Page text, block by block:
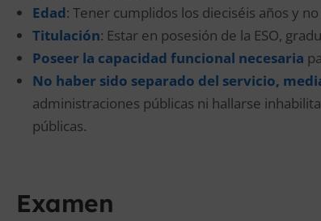
Edad: Tener cumplidos los dieciséis años y
Titulación: Estar en posesión de la ESO,
Poseer la capacidad funcional necesaria
No haber sido separado del servicio,
administraciones públicas ni hallarse
públicas.
Examen